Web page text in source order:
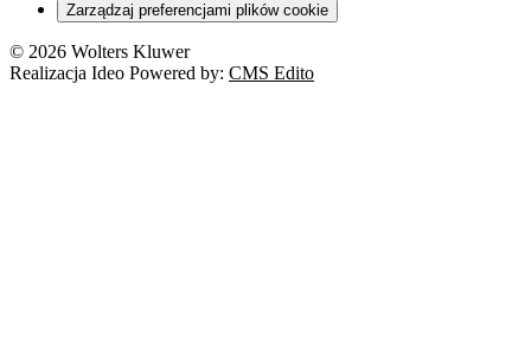
Zarządzaj preferencjami plików cookie
© 2026 Wolters Kluwer
Realizacja Ideo Powered by: CMS Edito